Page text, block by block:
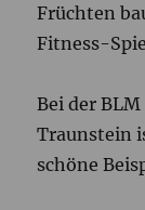
Früchten
Fitness-
Bei der
Traunstein
schöne